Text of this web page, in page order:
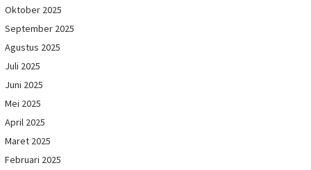
Oktober 2025
September 2025
Agustus 2025
Juli 2025
Juni 2025
Mei 2025
April 2025
Maret 2025
Februari 2025